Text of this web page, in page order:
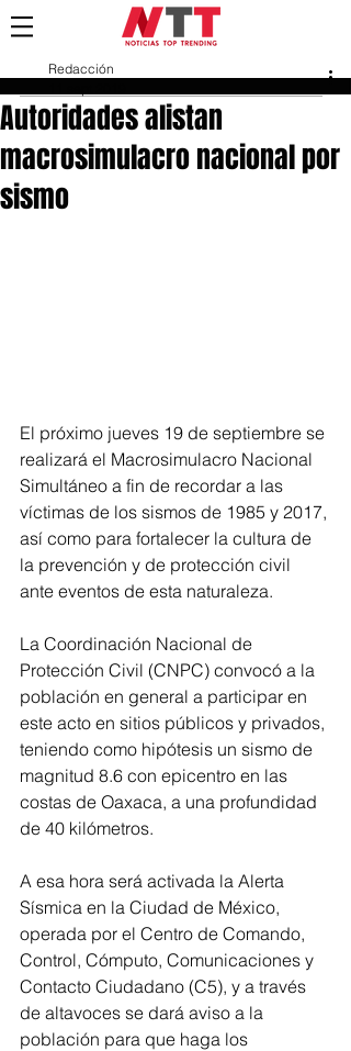
Autoridades alistan
macrosimulacro nacional por
sismo
Redacción
El próximo jueves 19 de septiembre se
realizará el Macrosimulacro Nacional
Simultáneo a fin de recordar a las
víctimas de los sismos de 1985 y 2017,
así como para fortalecer la cultura de
la prevención y de protección civil
ante eventos de esta naturaleza.
La Coordinación Nacional de
Protección Civil (CNPC) convocó a la
población en general a participar en
este acto en sitios públicos y privados,
teniendo como hipótesis un sismo de
magnitud 8.6 con epicentro en las
costas de Oaxaca, a una profundidad
de 40 kilómetros.
A esa hora será activada la Alerta
Sísmica en la Ciudad de México,
operada por el Centro de Comando,
Control, Cómputo, Comunicaciones y
Contacto Ciudadano (C5), y a través
de altavoces se dará aviso a la
población para que haga los